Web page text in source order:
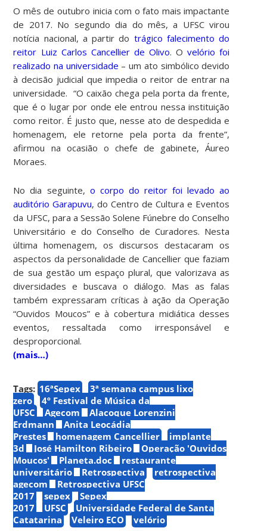
O mês de outubro inicia com o fato mais impactante
de 2017. No segundo dia do mês, a UFSC virou
notícia nacional, a partir do trágico falecimento do
reitor Luiz Carlos Cancellier de Olivo. O velório foi
realizado na universidade – um ato simbólico devido
à decisão judicial que impedia o reitor de entrar na
universidade. “O caixão chega pela porta da frente,
que é o lugar por onde ele entrou nessa instituição
como reitor. É justo que, nesse ato de despedida e
homenagem, ele retorne pela porta da frente”,
afirmou na ocasião o chefe de gabinete, Áureo
Moraes.
No dia seguinte, o corpo do reitor foi levado ao
auditório Garapuvu, do Centro de Cultura e Eventos
da UFSC, para a Sessão Solene Fúnebre do Conselho
Universitário e do Conselho de Curadores. Nesta
última homenagem, os discursos destacaram os
aspectos da personalidade de Cancellier que faziam
de sua gestão um espaço plural, que valorizava as
diversidades e buscava o diálogo. Mas as falas
também expressaram críticas à ação da Operação
“Ouvidos Moucos” e à cobertura midiática desses
eventos, ressaltada como irresponsável e
desproporcional.
(mais…)
Tags: 16ªSepex
3ª semana campus lixo
zero
4º Festival de Música da
UFSC
Agecom
Alacoque Lorenzini
Erdmann
Anita Leocádia
Prestes
homenagem Cancellier
implante
3d
José Hamilton Ribeiro
Operação 'Ouvidos
Moucos'
Planeta.doc
restaurante
universitário
Retrospectiva
retrospectiva
agecom
Retrospectiva UFSC
2017
sepex
Sepex
2017
UFSC
Universidade Federal de Santa
Catatarina
Veleiro ECO velório